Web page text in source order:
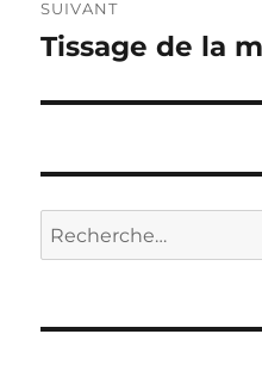
SUIVANT
Publication
Tissage de la
Recherche
pour :